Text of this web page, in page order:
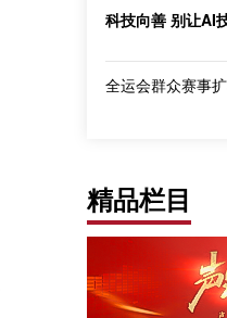
科技向善 别让AI
全运会群众赛事
精品栏目